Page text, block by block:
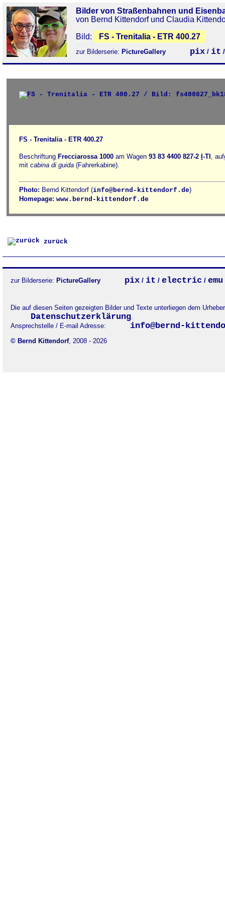
Bilder von Straßenbahnen und
von Bernd Kittendorf und Claudia
Bild:
FS - Trenitalia - ETR 400.27
zur Bilderserie: PictureGallery pix / it
FS - Trenitalia - ETR 400.27
Beschriftung Frecciarossa 1000 am Wagen 93 83 4400 827-2 -TI ,
mit cabina di guida (Fahrerkabine).
Photo: Bernd Kittendorf (info@bernd-kittendorf.de)
Homepage: www.bernd-kittendorf.de
zurück
zur Bilderserie: PictureGallery pix / it / electric / emu
Die auf diesen Seiten gezeigten Bilder und Texte unterliegen dem
Datenschutzerklärung.
Ansprechstelle / E-mail Adresse:
info@bernd-
© Bernd Kittendorf, 2008 - 2026